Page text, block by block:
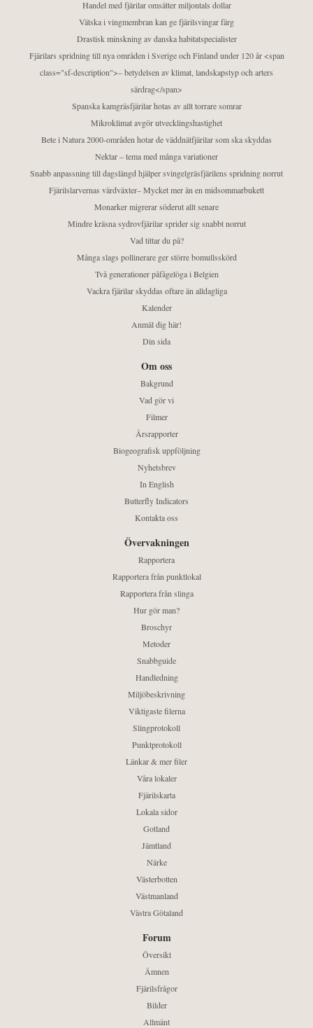
Handel med fjärilar omsätter miljontals dollar
Vätska i vingmembran kan ge fjärilsvingar färg
Drastisk minskning av danska habitatspecialister
Fjärilars spridning till nya områden i Sverige och Finland under 120 år <span
class="sf-description">– betydelsen av klimat, landskapstyp och arters
särdrag</span>
Spanska kamgräsfjärilar hotas av allt torrare somrar
Mikroklimat avgör utvecklingshastighet
Bete i Natura 2000-områden hotar de väddnätfjärilar som ska skyddas
Nektar – tema med många variationer
Snabb anpassning till dagslängd hjälper svingelgräsfjärilens spridning norrut
Fjärilslarvernas värdväxter– Mycket mer än en midsommarbukett
Monarker migrerar söderut allt senare
Mindre kräsna sydrovfjärilar sprider sig snabbt norrut
Vad tittar du på?
Många slags pollinerare ger större bomullsskörd
Två generationer påfågelöga i Belgien
Vackra fjärilar skyddas oftare än alldagliga
Kalender
Anmäl dig här!
Din sida
Om oss
Bakgrund
Vad gör vi
Filmer
Årsrapporter
Biogeografisk uppföljning
Nyhetsbrev
In English
Butterfly Indicators
Kontakta oss
Övervakningen
Rapportera
Rapportera från punktlokal
Rapportera från slinga
Hur gör man?
Broschyr
Metoder
Snabbguide
Handledning
Miljöbeskrivning
Viktigaste filerna
Slingprotokoll
Punktprotokoll
Länkar & mer filer
Våra lokaler
Fjärilskarta
Lokala sidor
Gotland
Jämtland
Närke
Västerbotten
Västmanland
Västra Götaland
Forum
Översikt
Ämnen
Fjärilsfrågor
Bilder
Allmänt